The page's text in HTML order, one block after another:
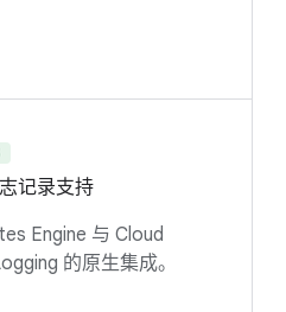
记录支持
Engine 与 Cloud
的原生集成。